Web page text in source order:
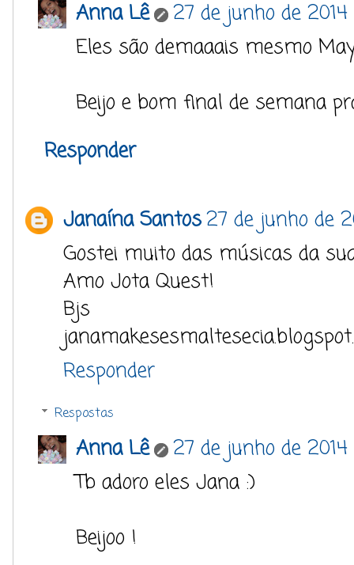
Anna Lê
27 de junho de
Eles são demaaais mesmo
Beijo e bom final de semana
Responder
Janaína Santos27 de junho de
Gostei muito das músicas da
Amo Jota Quest!
Bjs
Responder
Respostas
Anna Lê
27 de junho de 2014
Tb adoro eles Jana :)
Beijoo !